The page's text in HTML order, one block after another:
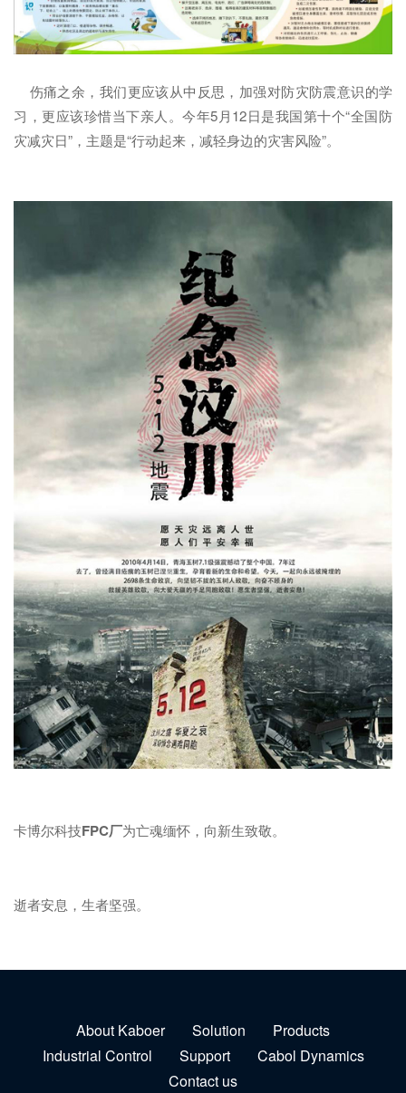
伤痛之余，我们更应该从中反思，加强对防灾防震意识的学
习，更应该珍惜当下亲人。今年5月12日是我国第十个“全国防
灾减灾日”，主题是“行动起来，减轻身边的灾害风险”。
卡博尔科技FPC厂为亡魂缅怀，向新生致敬。
逝者安息，生者坚强。
About Kaboer Solution
Products
Industrial Control
Support
Cabol Dynamics
Contact us